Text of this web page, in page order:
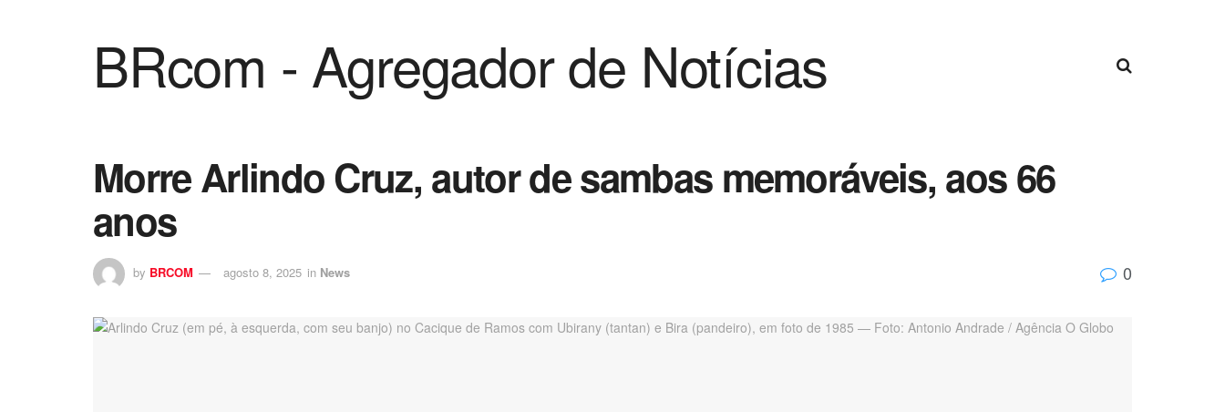
BRcom - Agregador de Notícias
Morre Arlindo Cruz, autor de sambas memoráveis, aos 66
anos
by BRCOM agosto 8, 2025 in News 0